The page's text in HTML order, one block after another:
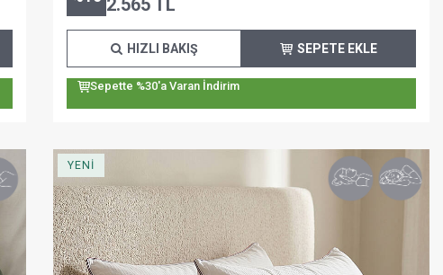
2.565TL
SEPETE EKLE
HIZLI BAKIŞ
Sepette %30'a Varan İndirim
YENİ